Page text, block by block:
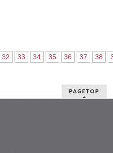
32 33 34 35 36 37 38
PAGETOP